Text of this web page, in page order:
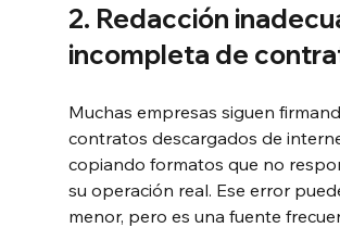
2. Redacción
incompleta de
Muchas empresas siguen
contratos descargados de
copiando formatos que no
su operación real. Ese error
menor, pero es una fuente